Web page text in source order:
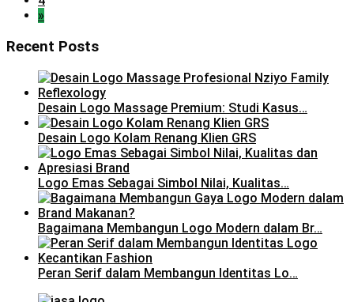
»
Recent Posts
Desain Logo Massage Premium: Studi Kasus…
Desain Logo Kolam Renang Klien GRS
Logo Emas Sebagai Simbol Nilai, Kualitas…
Bagaimana Membangun Logo Modern dalam Br…
Peran Serif dalam Membangun Identitas Lo…